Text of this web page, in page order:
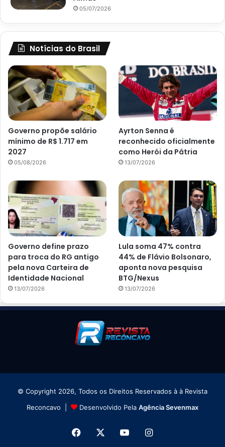
05/07/2026
Notícias do Brasil
Governo propõe salário
mínimo de R$ 1.717 em
2027
05/08/2026
Ayrton Senna é
reconhecido oficialmente
como Herói da Pátria
13/07/2026
Governo define prazo
para troca do RG antigo
pela nova Carteira de
Identidade Nacional
13/07/2026
Lula soma 47% contra
44% de Flávio Bolsonaro,
aponta nova pesquisa
BTG/Nexus
13/07/2026
© Copyright 2026, Todos os Direitos Reservados à à Revista
Reconcavo |
Desenvolvido Pela Agência Sevenmax
Facebook YouTubeInstagram